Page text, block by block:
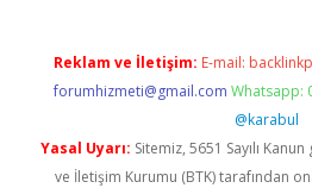
Reklam ve İletişim: E-mail:
forumhizmeti@gmail.com Whatsapp:
@karabul
Yasal Uyarı: Sitemiz, 5651 Sayılı
ve İletişim Kurumu (BTK) tarafından